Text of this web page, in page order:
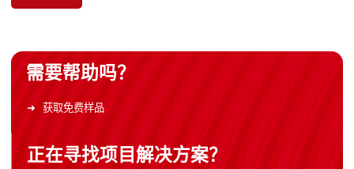
需要帮助吗？
获取免费样品
正在寻找项目解决方案？